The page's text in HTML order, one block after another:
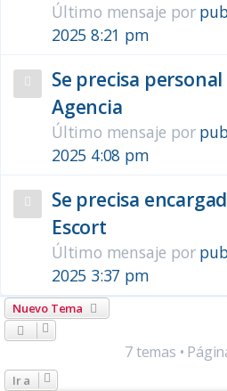
Último mensaje por
2025 8:21 pm
Se precisa
Agencia
Último mensaje por
2025 4:08 pm
Se precisa
Escort
Último mensaje por
2025 3:37 pm
Nuevo Tema
7 temas •
Ir a